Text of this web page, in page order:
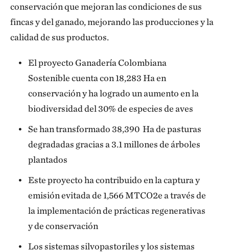
conservación que mejoran las condiciones de sus
fincas y del ganado, mejorando las producciones y la
calidad de sus productos.
El proyecto Ganadería Colombiana
Sostenible cuenta con 18,283 Ha en
conservación y ha logrado un aumento en la
biodiversidad del 30% de especies de aves
Se han transformado 38,390 Ha de pasturas
degradadas gracias a 3.1 millones de árboles
plantados
Este proyecto ha contribuido en la captura y
emisión evitada de 1,566 MTCO2e a través de
la implementación de prácticas regenerativas
y de conservación
Los sistemas silvopastoriles y los sistemas